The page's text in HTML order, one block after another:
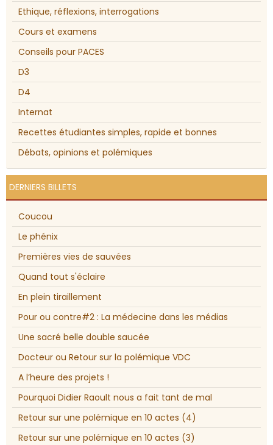
Ethique, réflexions, interrogations
Cours et examens
Conseils pour PACES
D3
D4
Internat
Recettes étudiantes simples, rapide et bonnes
Débats, opinions et polémiques
DERNIERS BILLETS
Coucou
Le phénix
Premières vies de sauvées
Quand tout s'éclaire
En plein tiraillement
Pour ou contre#2 : La médecine dans les médias
Une sacré belle double saucée
Docteur ou Retour sur la polémique VDC
A l’heure des projets !
Pourquoi Didier Raoult nous a fait tant de mal
Retour sur une polémique en 10 actes (4)
Retour sur une polémique en 10 actes (3)